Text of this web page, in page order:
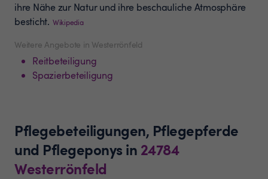
Weitere Angebote in Westerrönfeld
Reitbeteiligung
Spazierbeteiligung
ihre Nähe zur Natur und ihre beschauliche Atmosphäre
besticht. Wikipedia
Pflegebeteiligungen, Pflegepferde
und Pflegeponys in 24784
Westerrönfeld